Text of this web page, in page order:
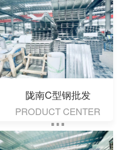
陇南C型钢批发
PRODUCT CENTER